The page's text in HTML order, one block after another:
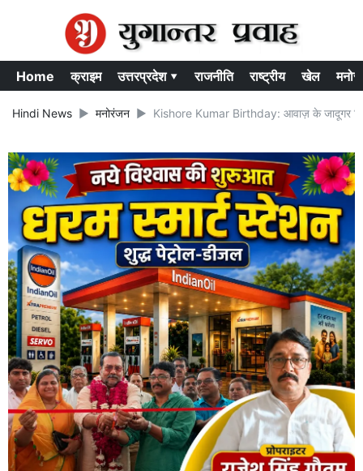
Home क्राइम उत्तरप्रदेश ▾ राजनीति राष्ट्रीय खेल
Hindi News मनोरंजन Kishore Kumar Birthday: आवाज़ के जादूगर